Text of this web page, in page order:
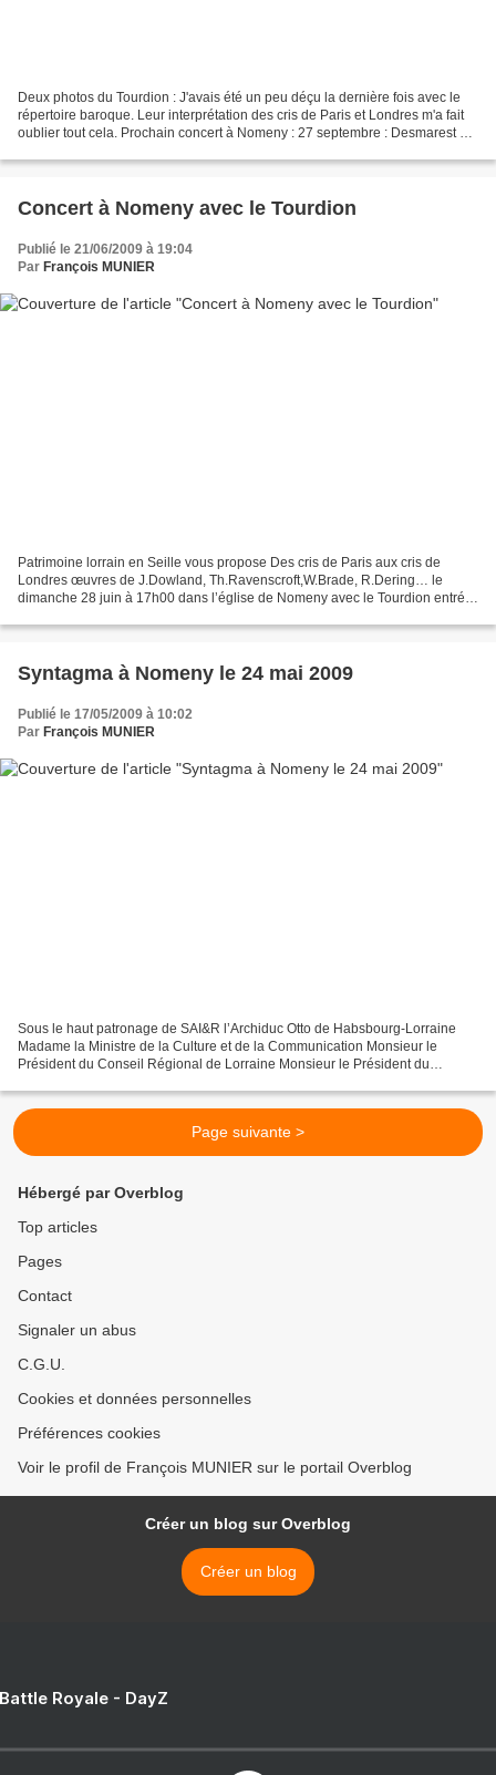
Deux photos du Tourdion : J'avais été un peu déçu la dernière fois avec le
répertoire baroque. Leur interprétation des cris de Paris et Londres m'a fait
oublier tout cela. Prochain concert à Nomeny : 27 septembre : Desmarest Te
Concert à Nomeny avec le Tourdion
Publié le 21/06/2009 à 19:04
Par François MUNIER
Patrimoine lorrain en Seille vous propose Des cris de Paris aux cris de
Londres œuvres de J.Dowland, Th.Ravenscroft,W.Brade, R.Dering… le
dimanche 28 juin à 17h00 dans l’église de Nomeny avec le Tourdion entrée
Syntagma à Nomeny le 24 mai 2009
Publié le 17/05/2009 à 10:02
Par François MUNIER
Sous le haut patronage de SAI&R l’Archiduc Otto de Habsbourg-Lorraine
Madame la Ministre de la Culture et de la Communication Monsieur le
Président du Conseil Régional de Lorraine Monsieur le Président du
Page suivante >
Hébergé par Overblog
Top articles
Pages
Contact
Signaler un abus
C.G.U.
Cookies et données personnelles
Préférences cookies
Voir le profil de François MUNIER sur le portail Overblog
Créer un blog sur Overblog
Créer un blog
Royale - DayZ